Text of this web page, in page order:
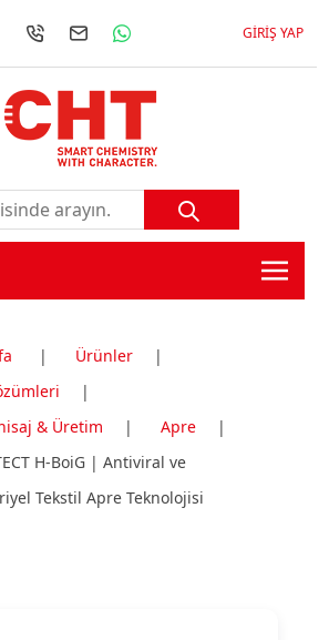
GIRIŞ YAP
| Ürünler
|
|
& Üretim
| Apre
|
H-BoiG | Antiviral ve
Tekstil Apre Teknolojisi